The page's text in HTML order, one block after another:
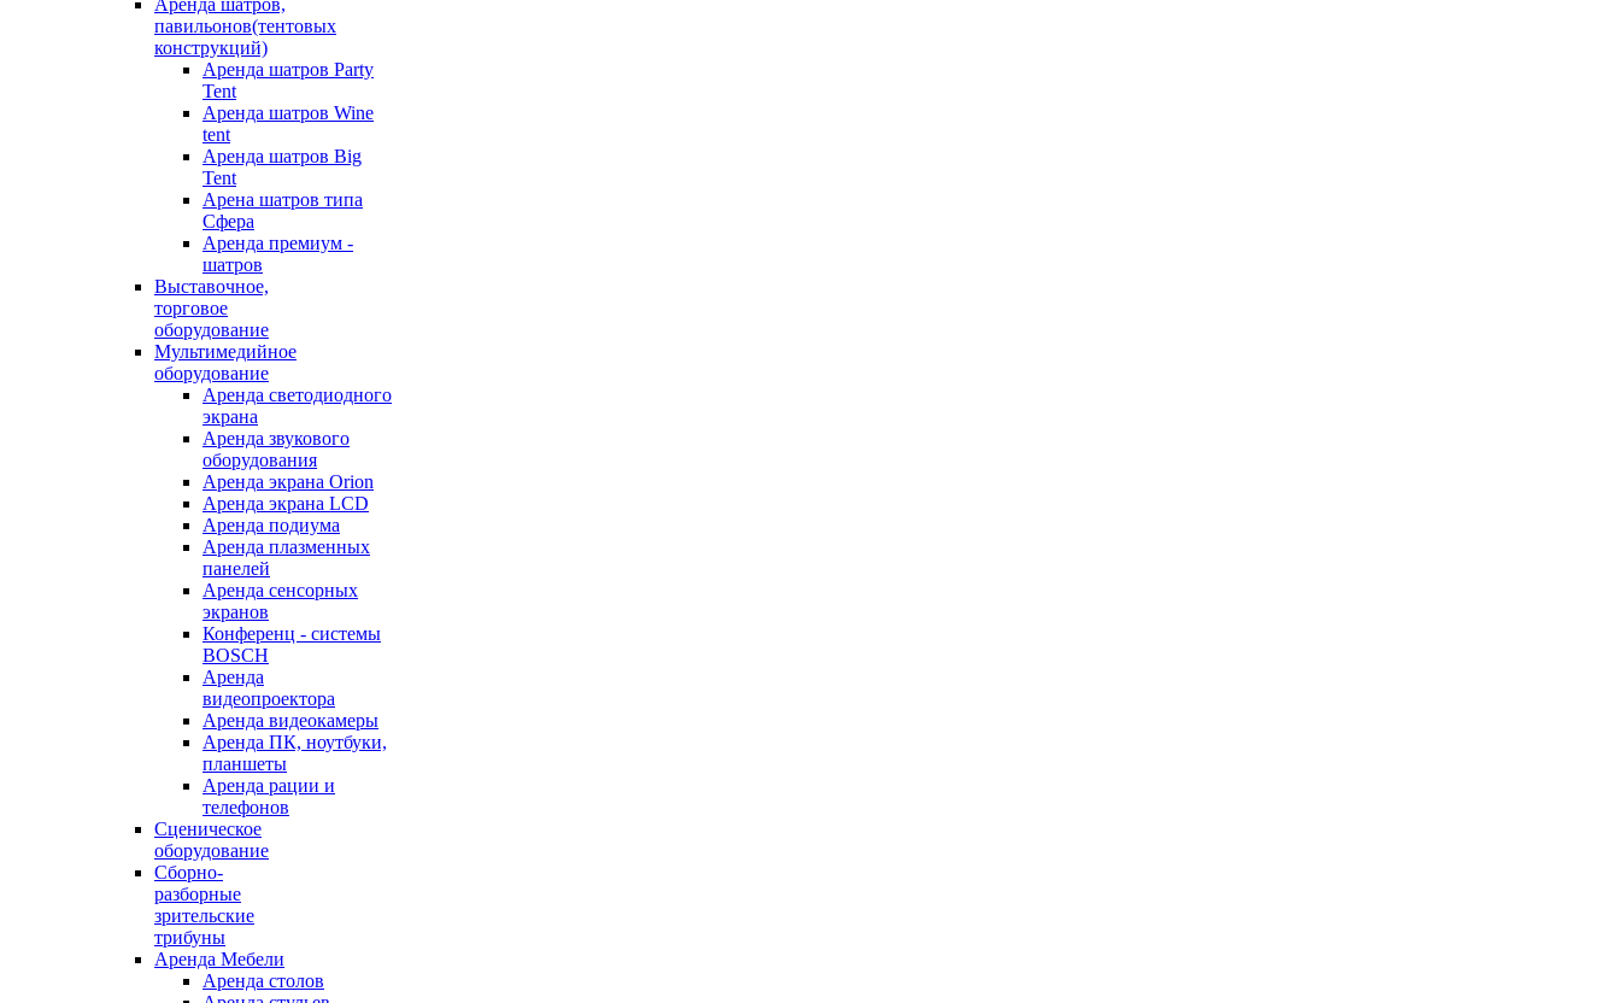
павильонов(тентовых
конструкций)
Аренда шатров Party
Tent
Аренда шатров Wine
tent
Аренда шатров Big
Tent
Арена шатров типа
Сфера
Аренда премиум -
шатров
Выставочное,
торговое
оборудование
Мультимедийное
оборудование
Аренда светодиодного
экрана
Аренда звукового
оборудования
Аренда экрана Orion
Аренда экрана LCD
Аренда подиума
Аренда плазменных
панелей
Аренда сенсорных
экранов
Конференц - системы
BOSCH
Аренда
видеопроектора
Аренда видеокамеры
Аренда ПК, ноутбуки,
планшеты
Аренда рации и
телефонов
Сценическое
оборудование
Сборно-
разборные
зрительские
трибуны
Аренда Мебели
Аренда столов